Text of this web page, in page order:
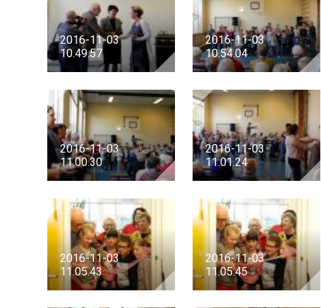
2016-11-03
10.49.57
2016-11-03
10.54.04
2016-11-03
11.00.30
2016-11-03
11.01.24
2016-11-03
11.05.43
2016-11-03
11.05.45